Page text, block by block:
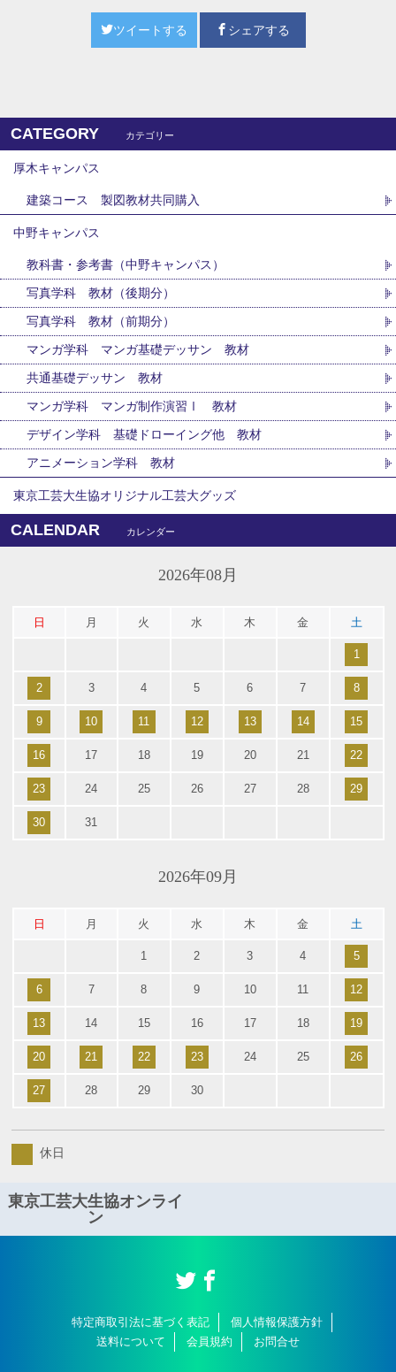
ツイートする シェアする
CATEGORY カテゴリー
厚木キャンパス
建築コース 製図教材共同購入
中野キャンパス
教科書・参考書（中野キャンパス）
写真学科 教材（後期分）
写真学科 教材（前期分）
マンガ学科 マンガ基礎デッサン 教材
共通基礎デッサン 教材
マンガ学科 マンガ制作演習Ⅰ 教材
デザイン学科 基礎ドローイング他 教材
アニメーション学科 教材
東京工芸大生協オリジナル工芸大グッズ
CALENDAR カレンダー
2026年08月
日 月 火 水 木 金 土
1
2 3 4 5 6 7 8
9 10 11 12 13 14 15
16 17 18 19 20 21 22
23 24 25 26 27 28 29
30 31
2026年09月
日 月 火 水 木 金 土
1 2 3 4 5
6 7 8 9 10 11 12
13 14 15 16 17 18 19
20 21 22 23 24 25 26
27 28 29 30
休日
東京工芸大生協オンライ
ン
特定商取引法に基づく表記
個人情報保護方針
送料について
会員規約 お問合せ